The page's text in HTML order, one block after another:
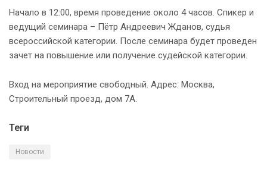
Начало в 12:00, время проведение около 4 часов. Спикер и
ведущий семинара – Пётр Андреевич Жданов, судья
всероссийской категории. После семинара будет проведен
зачет на повышение или получение судейской категории.
Вход на мероприятие свободный. Адрес: Москва,
Строительный проезд, дом 7А.
Теги
Новости